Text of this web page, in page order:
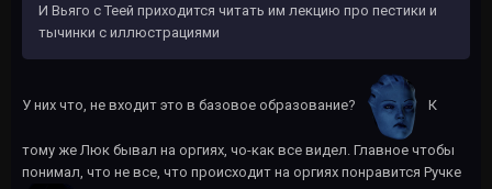
И Вьяго с Теей приходится читать им лекцию про пестики и
тычинки с иллюстрациями
У них что, не входит это в базовое образование? К
тому же Люк бывал на оргиях, чо-как все видел. Главное чтобы
понимал, что не все, что происходит на оргиях понравится Ручке